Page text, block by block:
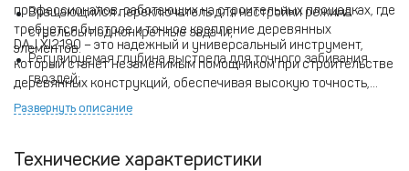
профессионалов, работающих на строительных площадках, где
требуется быстрое и точное крепление деревянных
элементов.
Вращающийся переключатель для настройки режима
стрельбы под конкретные задачи;
Регулируемая глубина выстрела для точного забивания
гвоздей;
Блокировка для предотвращения случайных выстрелов;
DAJ XI2190 – это надежный и универсальный инструмент,
который станет незаменимым помощником при строительстве
деревянных конструкций, обеспечивая высокую точность,
безопасность и эффективность работы.
Развернуть описание
Технические характеристики